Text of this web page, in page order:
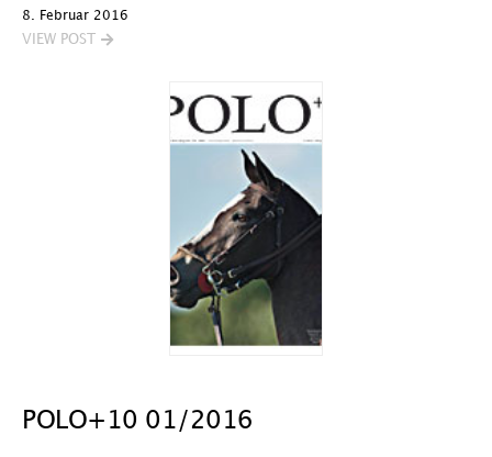
8. Februar 2016
VIEW POST
POLO+10 01/2016